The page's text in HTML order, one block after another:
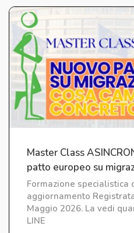
Master Class
patto europeo su
Formazione specialistica
aggiornamento
Maggio 2026. La vedi
LINE